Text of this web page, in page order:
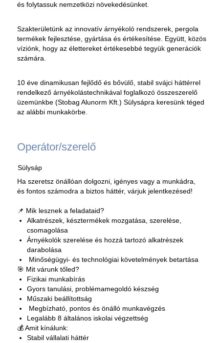
és folytassuk nemzetközi növekedésünket.
Szakterületünk az innovatív árnyékoló rendszerek, pergola
termékek fejlesztése, gyártása és értékesítése. Együtt, közös
víziónk, hogy az élettereket értékesebbé tegyük generációk
számára.
10 éve dinamikusan fejlődő és bővülő, stabil svájci háttérrel
rendelkező árnyékolástechnikával foglalkozó összeszerelő
üzemünkbe (Stobag Alunorm Kft.) Sülysápra keresünk téged
az alábbi munkakörbe.
Operátor/szerelő
Sülysáp
Ha szeretsz önállóan dolgozni, igényes vagy a munkádra,
és fontos számodra a biztos háttér, várjuk jelentkezésed!
📌 Mik lesznek a feladataid?
Alkatrészek, késztermékek mozgatása, szerelése,
csomagolása
Árnyékolók szerelése és hozzá tartozó alkatrészek
darabolása
Minőségügyi- és technológiai követelmények betartása
🎯 Mit várunk tőled?
Fizikai munkabírás
Gyors tanulási, problémamegoldó készség
Műszaki beállítottság
Megbízható, pontos és önálló munkavégzés
Legalább 8 általános iskolai végzettség
💰 Amit kínálunk:
Stabil vállalati háttér